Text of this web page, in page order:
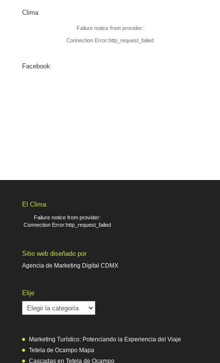
Clima
Failure notice from provider:
Connection Error:http_request_failed
Facebook:
El Clima
Failure notice from provider:
Connection Error:http_request_failed
Sitio web diseñado por
Agencia de Marketing Digital CDMX
Elije
Elije
Marketing Turístico: Potenciando la Experiencia del Viaje
Tetela de Ocampo Mapa
Cascadas en Tetela de Ocampo